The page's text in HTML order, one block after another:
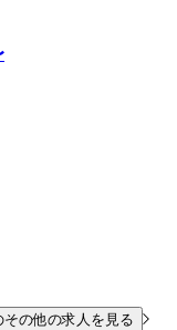
の他の求人を見る